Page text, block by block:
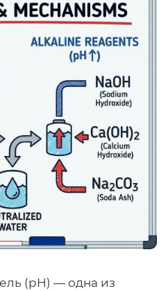
(pH) — одна из